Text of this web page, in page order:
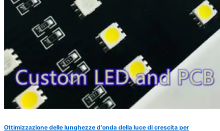
Ottimizzazione delle lunghezze d'onda della luce di crescita per